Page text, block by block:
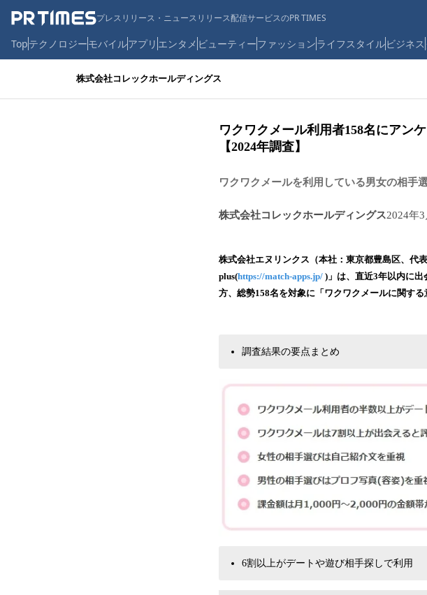
プレスリリース・ニュースリリース配信サービスのPR TIMES
Topテクノロジーモバイルアプリ エンタメ ビューティーファッションライフスタイルビジネス
株式会社コレックホールディングス
ワクワクメール利用者158名にアン
【2024年調査】
ワクワクメールを利用している男女の相手
株式会社コレックホールディングス2024年
株式会社エヌリンクス（本社：東京都豊島区、代
plus(https://match-apps.jp/ )」は、直近3年以内に
方、総勢158名を対象に「ワクワクメールに関す
調査結果の要点まとめ
6割以上がデートや遊び相手探しで利用